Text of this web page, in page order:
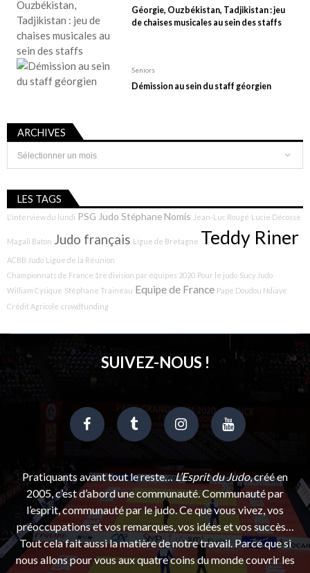
Géorgie, Ouzbékistan, Tadjikistan : jeu
de chaises musicales au sein des staffs
Seniors
Démission au sein du staff géorgien
ARCHIVES
Archives
LES TAGS
L'interview du lundi PSG Judo Stéphane Nomis Jean-Luc Rougé Lucie Décosse
Magali Baton Judo français Ligue de Bretagne Teddy Riner
ACBB Judo Ligue de la Réunion
Championnats de France 1re division par équipes 2020 Pour le judo Sucy Judo
William Cysique Stéphane Traineau Equipe de France Pape Doudou Ndiaye
Crédit Agricole crowdfunding
SUIVEZ-NOUS !
Pratiquants avant tout le reste…L’Esprit du Judo, créé en
2005, c’est d’abord une communauté. Communauté par
l’esprit, communauté par le judo. Ce que vous vivez, vos
préoccupations et vos remarques, vos idées et vos succès…
Tout cela fait aussi la matière de notre travail. Parce que si
nous allons pour vous aux quatre coins du monde couvrir les